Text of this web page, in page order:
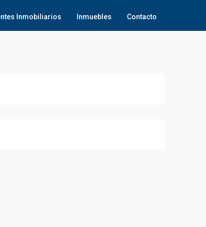
Inmobiliarios Inmuebles Contacto